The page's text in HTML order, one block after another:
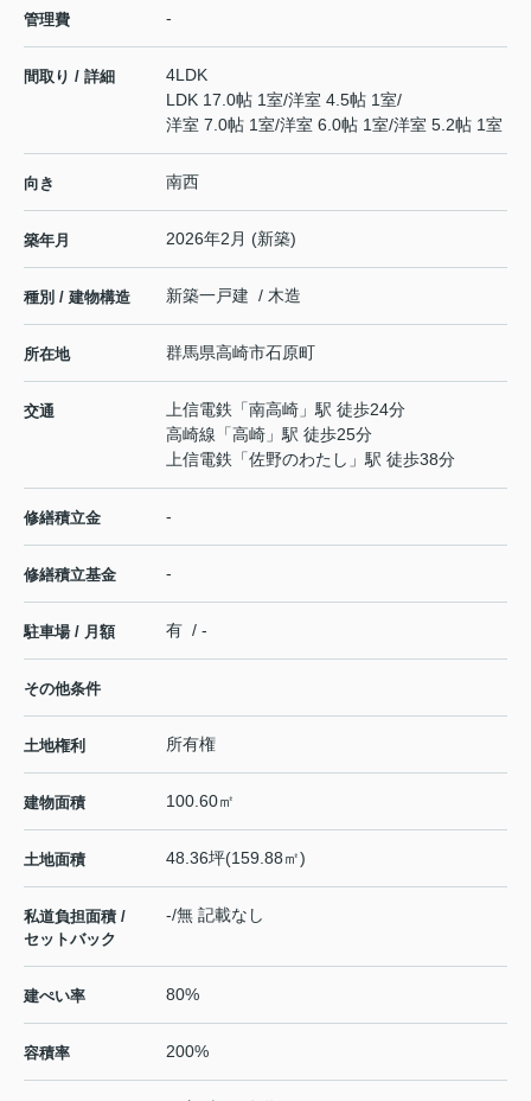
管理費 -
間取り / 詳細
4LDK
LDK 17.0帖 1室/洋室 4.5帖 1室/
洋室 7.0帖 1室/洋室 6.0帖 1室/洋室 5.2帖 1室
向き 南西
築年月 2026年2月 (新築)
種別 / 建物構造 新築一戸建 / 木造
所在地 群馬県高崎市石原町
交通 上信電鉄 「南高崎 」駅 徒歩24分
高崎線 「高崎 」駅 徒歩25分
上信電鉄 「佐野のわたし 」駅 徒歩38分
修繕積立金 -
修繕積立基金 -
駐車場 / 月額 有 / -
その他条件
土地権利 所有権
建物面積 100.60㎡
土地面積 48.36坪(159.88㎡)
私道負担面積 /
セットバック
-/無 記載なし
建ぺい率 80%
容積率 200%